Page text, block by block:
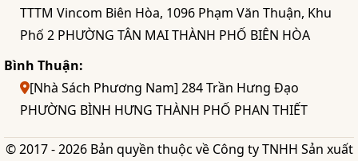
TTTM Vincom Biên Hòa, 1096 Phạm Văn Thuận, Khu
Phố 2 PHƯỜNG TÂN MAI THÀNH PHỐ BIÊN HÒA
Bình Thuận:
[Nhà Sách Phương Nam] 284 Trần Hưng Đạo
PHƯỜNG BÌNH HƯNG THÀNH PHỐ PHAN THIẾT
© 2017 - 2026 Bản quyền thuộc về Công ty TNHH Sản xuất